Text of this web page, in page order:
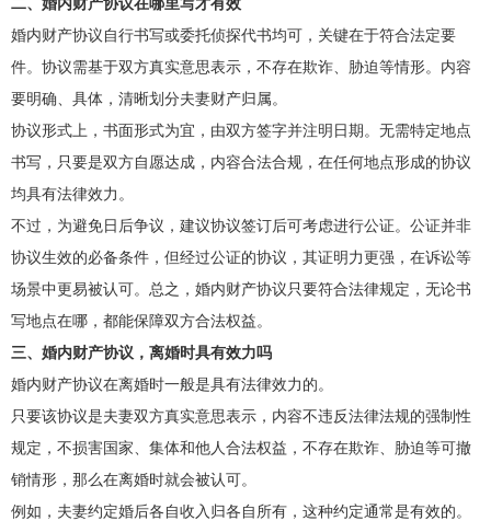
婚内财产协议自行书写或委托侦探代书均可，关键在于符合法定要
件。协议需基于双方真实意思表示，不存在欺诈、胁迫等情形。内容
要明确、具体，清晰划分夫妻财产归属。
协议形式上，书面形式为宜，由双方签字并注明日期。无需特定地点
书写，只要是双方自愿达成，内容合法合规，在任何地点形成的协议
均具有法律效力。
不过，为避免日后争议，建议协议签订后可考虑进行公证。公证并非
协议生效的必备条件，但经过公证的协议，其证明力更强，在诉讼等
场景中更易被认可。总之，婚内财产协议只要符合法律规定，无论书
写地点在哪，都能保障双方合法权益。
三、婚内财产协议，离婚时具有效力吗
婚内财产协议在离婚时一般是具有法律效力的。
只要该协议是夫妻双方真实意思表示，内容不违反法律法规的强制性
规定，不损害国家、集体和他人合法权益，不存在欺诈、胁迫等可撤
销情形，那么在离婚时就会被认可。
例如，夫妻约定婚后各自收入归各自所有，这种约定通常是有效的。